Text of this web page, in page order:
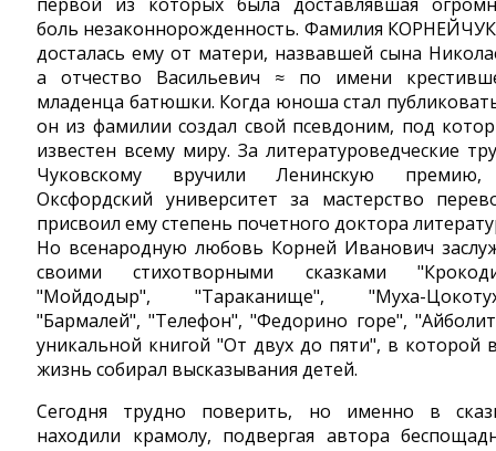
боль незаконнорожденность. Фамилия
досталась ему от матери, назвавшей сына
а отчество Васильевич ≈ по имени
младенца батюшки. Когда юноша стал
он из фамилии создал свой псевдоним, под
известен всему миру. За литературоведческие
Чуковскому вручили Ленинскую
Оксфордский университет за мастерство
присвоил ему степень почетного доктора
Но всенародную любовь Корней Иванович
своими стихотворными сказками
"Мойдодыр", "Тараканище", "Муха-
"Бармалей", "Телефон", "Федорино горе",
уникальной книгой "От двух до пяти", в которой
жизнь собирал высказывания детей.
Сегодня трудно поверить, но именно в
находили крамолу, подвергая автора